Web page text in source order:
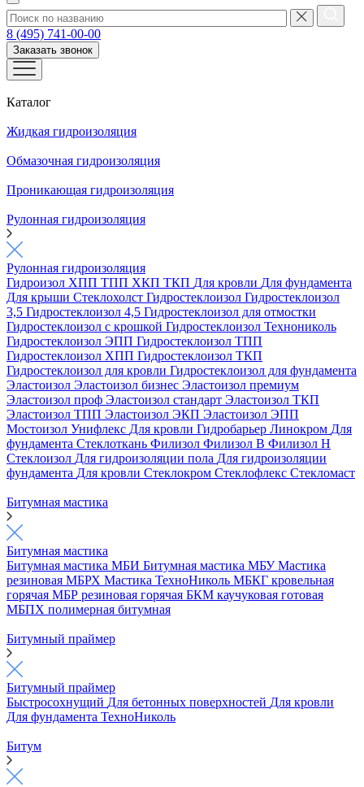
8 (495) 741-00-00
Заказать звонок
Каталог
Жидкая гидроизоляция
Обмазочная гидроизоляция
Проникающая гидроизоляция
Рулонная гидроизоляция
Рулонная гидроизоляция
Гидроизол ХПП ТПП ХКП ТКП Для кровли Для фундамента
Для крыши Стеклохолст Гидростеклоизол Гидростеклоизол
3,5 Гидростеклоизол 4,5 Гидростеклоизол для отмостки
Гидростеклоизол с крошкой Гидростеклоизол Технониколь
Гидростеклоизол ЭПП Гидростеклоизол ТПП
Гидростеклоизол ХПП Гидростеклоизол ТКП
Гидростеклоизол для кровли Гидростеклоизол для фундамента
Эластоизол Эластоизол бизнес Эластоизол премиум
Эластоизол проф Эластоизол стандарт Эластоизол ТКП
Эластоизол ТПП Эластоизол ЭКП Эластоизол ЭПП
Мостоизол Унифлекс Для кровли Гидробарьер Линокром Для
фундамента Стеклоткань Филизол Филизол В Филизол Н
Стеклоизол Для гидроизоляции пола Для гидроизоляции
фундамента Для кровли Стеклокром Стеклофлекс Стекломаст
Битумная мастика
Битумная мастика
Битумная мастика МБИ Битумная мастика МБУМастика
резиновая МБРХ Мастика ТехноНиколь МБКГ кровельная
горячая МБР резиновая горячая БКМ каучуковая готовая
МБПХ полимерная битумная
Битумный праймер
Битумный праймер
Быстросохнущий Для бетонных поверхностей Для кровли
Для фундамента ТехноНиколь
Битум